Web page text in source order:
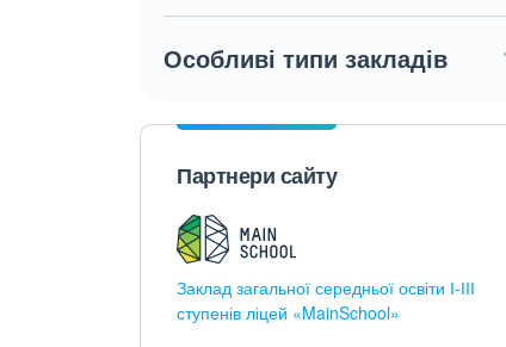
Особливі типи закладів
Партнери сайту
Заклад загальної середньої освіти І-ІІІ
ступенів ліцей «MainSchool»